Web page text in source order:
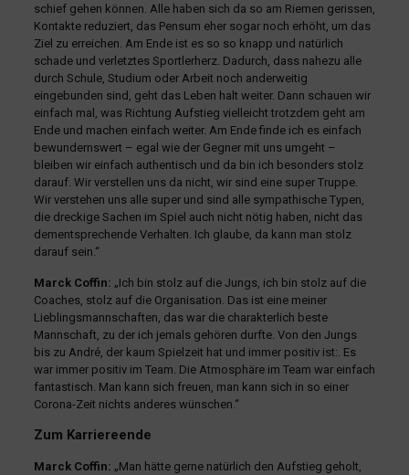
schief gehen können. Alle haben sich da so am Riemen gerissen,
Kontakte reduziert, das Pensum eher sogar noch erhöht, um das
Ziel zu erreichen. Am Ende ist es so so knapp und natürlich
schade und verletztes Sportlerherz. Dadurch, dass nahezu alle
durch Schule, Studium oder Arbeit noch anderweitig
eingebunden sind, geht das Leben halt weiter. Dann schauen wir
einfach mal, was Richtung Aufstieg vielleicht trotzdem geht am
Ende und machen einfach weiter. Am Ende finde ich es einfach
bewundernswert – egal wie der Gegner mit uns umgeht –
bleiben wir einfach authentisch und da bin ich besonders stolz
darauf. Wir verstellen uns da nicht, wir sind eine super Truppe.
Wir verstehen uns alle super und sind alle sympathische Typen,
die dreckige Sachen im Spiel auch nicht nötig haben, nicht das
dementsprechende Verhalten. Ich glaube, da kann man stolz
darauf sein.“
Marck Coffin: „Ich bin stolz auf die Jungs, ich bin stolz auf die
Coaches, stolz auf die Organisation. Das ist eine meiner
Lieblingsmannschaften, das war die charakterlich beste
Mannschaft, zu der ich jemals gehören durfte. Von den Jungs
bis zu André, der kaum Spielzeit hat und immer positiv ist:. Es
war immer positiv im Team. Die Atmosphäre im Team war einfach
fantastisch. Man kann sich freuen, man kann sich in so einer
Corona-Zeit nichts anderes wünschen.“
Zum Karriereende
Marck Coffin: „Man hätte gerne natürlich den Aufstieg geholt,